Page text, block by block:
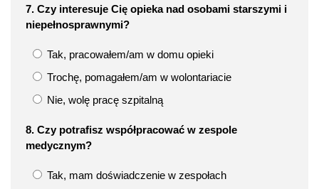
7. Czy interesuje Cię opieka nad osobami starszymi i
niepełnosprawnymi?
Tak, pracowałem/am w domu opieki
Trochę, pomagałem/am w wolontariacie
Nie, wolę pracę szpitalną
8. Czy potrafisz współpracować w zespole
medycznym?
Tak, mam doświadczenie w zespołach